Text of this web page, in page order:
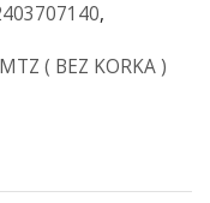
,
( BEZ KORKA )